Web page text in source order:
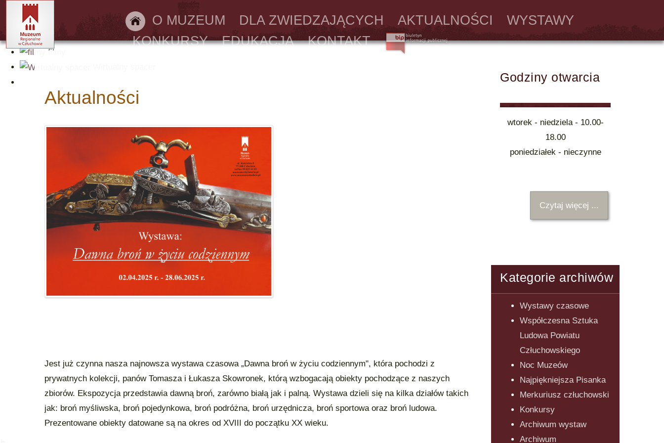
O MUZEUM DLA ZWIEDZAJĄCYCH AKTUALNOŚCI
WYSTAWY
KONKURSY
EDUKACJA KONTAKT
Godziny otwarcia
wtorek - niedziela - 10.00-
18.00
poniedziałek - nieczynne
Czytaj więcej ...
Kategorie archiwów
Wystawy czasowe
Współczesna Sztuka
Ludowa Powiatu
Człuchowskiego
Noc Muzeów
Najpiękniejsza Pisanka
Merkuriusz człuchowski
Konkursy
Archiwum wystaw
Archiwum
Aktualności
Jest już czynna nasza najnowsza wystawa czasowa „Dawna broń w życiu codziennym", która pochodzi z
prywatnych kolekcji, panów Tomasza i Łukasza Skowronek, którą wzbogacają obiekty pochodzące z naszych
zbiorów. Ekspozycja przedstawia dawną broń, zarówno białą jak i palną. Wystawa dzieli się na kilka działów takich
jak: broń myśliwska, broń pojedynkowa, broń podróżna, broń urzędnicza, broń sportowa oraz broń ludowa.
Prezentowane obiekty datowane są na okres od XVIII do początku XX wieku.
filmy